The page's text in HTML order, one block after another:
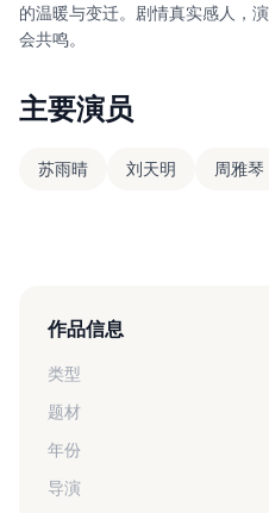
的温暖与变迁。剧情真实感人，
会共鸣。
主要演员
苏雨晴 刘天明 周雅琴
作品信息
类型
题材
年份
导演